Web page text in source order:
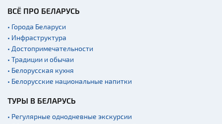
ВСЁ ПРО БЕЛАРУСЬ
• Города Беларуси
• Инфраструктура
• Достопримечательности
• Традиции и обычаи
• Белорусская кухня
• Белорусские национальные напитки
ТУРЫ В БЕЛАРУСЬ
• Регулярные однодневные экскурсии